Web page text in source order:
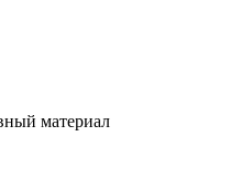
материал